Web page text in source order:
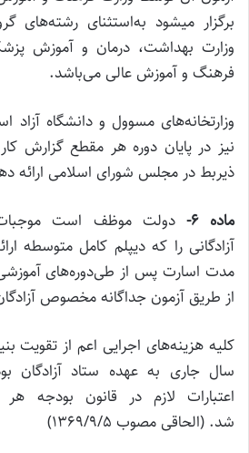
برگزار میشود به‌استثنای رشته‌های
وزارت بهداشت، درمان و آموزش
فرهنگ و آموزش عالی می‌باشد.
‌وزارتخانه‌های مسوول و دانشگاه آزاد
نیز در پایان دوره هر مقطع گزارش
ذیربط در مجلس شورای اسلامی ارائه
ماده۶-
دولت موظف است
آزادگانی را که دیپلم کامل متوسطه
مدت اسارت پس از طی‌دوره‌های
از طریق آزمون جداگانه ‌مخصوص
‌کلیه هزینه‌های اجرایی اعم از تقویت
سال جاری به عهده ستاد آزادگان
اعتبارات لازم در قانون بودجه
شد. (الحاقی مصوب ۱۳۶۹/۹/۵)